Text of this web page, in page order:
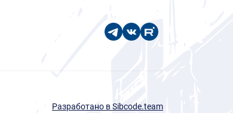
Разработано в Sibcode.team